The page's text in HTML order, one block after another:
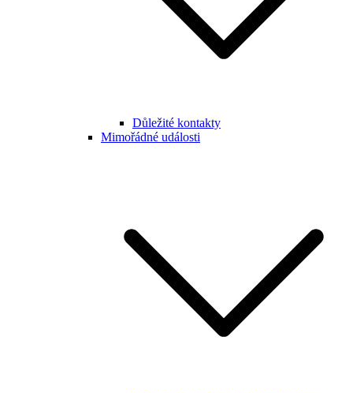
Důležité kontakty
Mimořádné události